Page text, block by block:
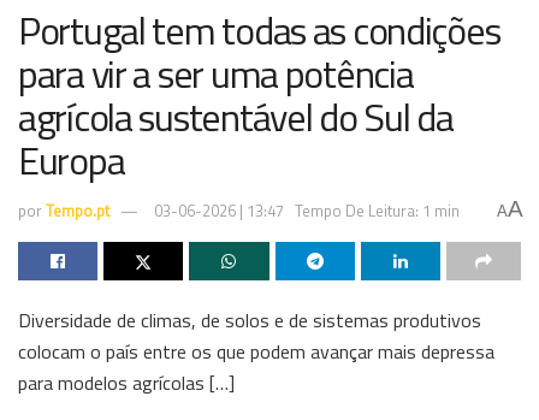
Portugal tem todas as condições
para vir a ser uma potência
agrícola sustentável do Sul da
Europa
porTempo.pt 03-06-2026 | 13:47 Tempo De Leitura: 1 min AA
Diversidade de climas, de solos e de sistemas produtivos
colocam o país entre os que podem avançar mais depressa
para modelos agrícolas […]